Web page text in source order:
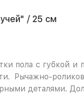
/ 25 см
пола с губкой и
Рычажно-
деталями.